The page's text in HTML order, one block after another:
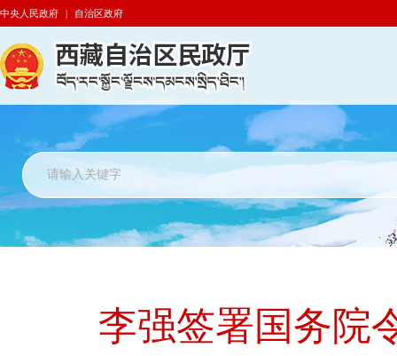
中央人民政府 | 自治区政府
李强签署国务院